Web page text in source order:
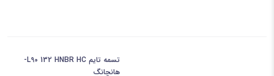
تسمه تایم L90 132 HNBR HC-
هانچانگ